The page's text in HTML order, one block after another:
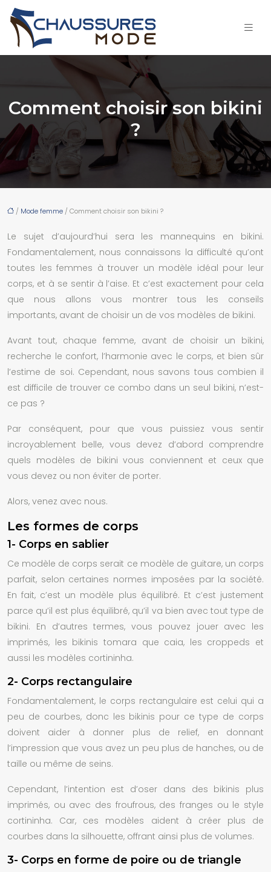
Comment choisir son bikini
?
/ Mode femme / Comment choisir son bikini ?
Le sujet d’aujourd’hui sera les mannequins en bikini.
Fondamentalement, nous connaissons la difficulté qu’ont
toutes les femmes à trouver un modèle idéal pour leur
corps, et à se sentir à l’aise. Et c’est exactement pour cela
que nous allons vous montrer tous les conseils
importants, avant de choisir un de vos modèles de bikini.
Avant tout, chaque femme, avant de choisir un bikini,
recherche le confort, l’harmonie avec le corps, et bien sûr
l’estime de soi. Cependant, nous savons tous combien il
est difficile de trouver ce combo dans un seul bikini, n’est-
ce pas ?
Par conséquent, pour que vous puissiez vous sentir
incroyablement belle, vous devez d’abord comprendre
quels modèles de bikini vous conviennent et ceux que
vous devez ou non éviter de porter.
Alors, venez avec nous.
Les formes de corps
1- Corps en sablier
Ce modèle de corps serait ce modèle de guitare, un corps
parfait, selon certaines normes imposées par la société.
En fait, c’est un modèle plus équilibré. Et c’est justement
parce qu’il est plus équilibré, qu’il va bien avec tout type de
bikini. En d’autres termes, vous pouvez jouer avec les
imprimés, les bikinis tomara que caia, les croppeds et
aussi les modèles cortininha.
2- Corps rectangulaire
Fondamentalement, le corps rectangulaire est celui qui a
peu de courbes, donc les bikinis pour ce type de corps
doivent aider à donner plus de relief, en donnant
l’impression que vous avez un peu plus de hanches, ou de
taille ou même de seins.
Cependant, l’intention est d’oser dans des bikinis plus
imprimés, ou avec des froufrous, des franges ou le style
cortininha. Car, ces modèles aident à créer plus de
courbes dans la silhouette, offrant ainsi plus de volumes.
3- Corps en forme de poire ou de triangle